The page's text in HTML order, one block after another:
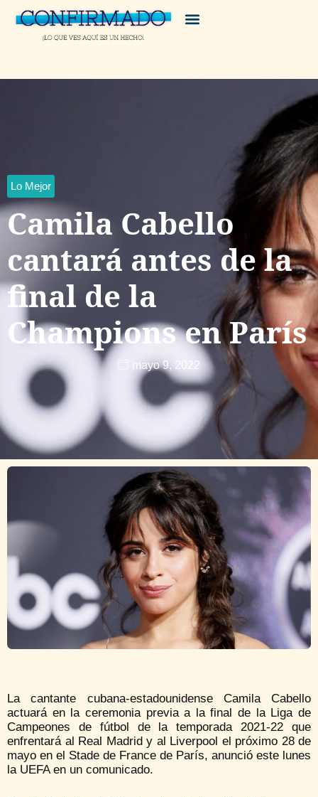
Lo Mejor
Camila Cabello
cantará antes de la
final de la
Champions en París
mayo 9, 2022
La cantante cubana-estadounidense Camila Cabello
actuará en la ceremonia previa a la final de la Liga de
Campeones de fútbol de la temporada 2021-22 que
enfrentará al Real Madrid y al Liverpool el próximo 28 de
mayo en el Stade de France de París, anunció este lunes
la UEFA en un comunicado.